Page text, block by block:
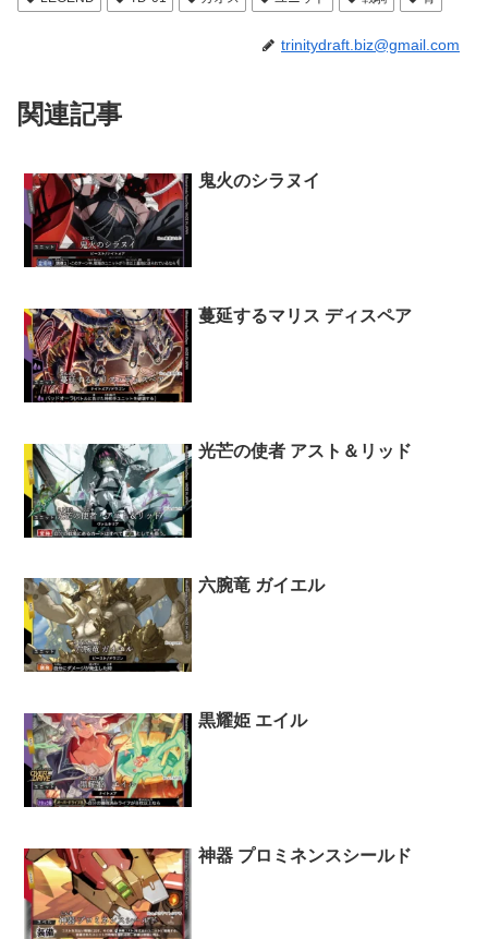
trinitydraft.biz@gmail.com
関連記事
鬼火のシラヌイ
蔓延するマリス ディスペア
光芒の使者 アスト＆リッド
六腕竜 ガイエル
黒耀姫 エイル
神器 プロミネンスシールド